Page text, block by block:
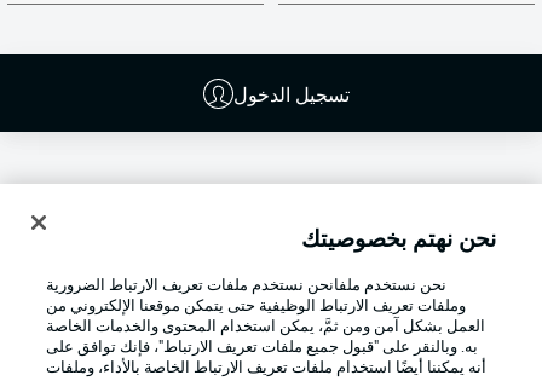
تسجيل الدخول
نحن نهتم بخصوصيتك
نحن نستخدم ملفانحن نستخدم ملفات تعريف الارتباط الضرورية
وملفات تعريف الارتباط الوظيفية حتى يتمكن موقعنا الإلكتروني من
العمل بشكل آمن ومن ثمَّ، يمكن استخدام المحتوى والخدمات الخاصة
به. وبالنقر على "قبول جميع ملفات تعريف الارتباط"، فإنك توافق على
أنه يمكننا أيضًا استخدام ملفات تعريف الارتباط الخاصة بالأداء، وملفات